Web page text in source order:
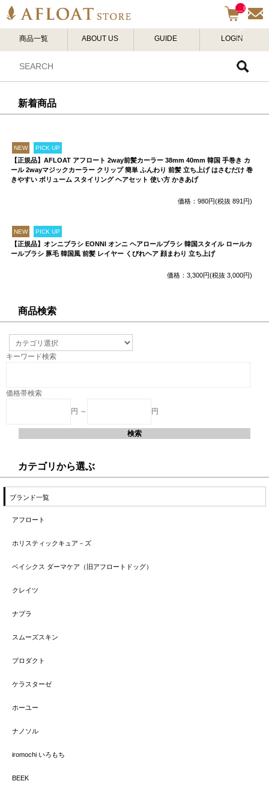
__I
TM
_C
NT
商品一覧 ABOUT US GUIDE LOGIN
新着商品
NEW PICK UP
【正規品】AFLOAT アフロート 2way前髪カーラー 38mm 40mm 韓国 手巻き カ
ール 2wayマジックカーラー クリップ 簡単 ふんわり 前髪 立ち上げ はさむだけ 巻
きやすい ボリューム スタイリング ヘアセット 使い方 かきあげ
価格：980円(税抜 891円)
NEW PICK UP
【正規品】オンニブラシ EONNI オンニ ヘアロールブラシ 韓国スタイル ロールカ
ールブラシ 豚毛 韓国風 前髪 レイヤー くびれヘア 顔まわり 立ち上げ
価格：3,300円(税抜 3,000円)
商品検索
キーワード検索
価格帯検索
円 ～ 円
カテゴリから選ぶ
ブランド一覧
アフロート
ホリスティックキュア－ズ
ベイシクス ダーマケア（旧アフロートドッグ）
クレイツ
ナプラ
スムーズスキン
プロダクト
ケラスターゼ
ホーユー
ナノソル
iromochi いろもち
BEEK